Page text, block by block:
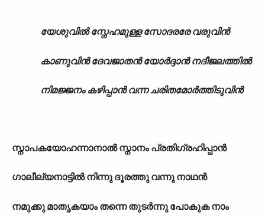
യേശുവിൽ സ്നേഹമുള്ള സോദരരേ വരുവിൻ
കാണുവിൻ ദേവജാതൻ യോർദ്ദാൻ നദീജലത്തിൽ
നിമജ്ജനം കഴിപ്പാൻ വന്ന ചരിതമോർത്തിടുവിൻ
സ്നാപകയോഹന്നാനാൽ സ്നാനം പ്രതിഗ്രഹിപ്പാൻ
ഗാലീല്യനാട്ടിൽ നിന്നു ദൂരത്തു വന്നു നാഥൻ
നമുക്കു മാതൃകയാം തന്നെ തുടർന്നു പോകുക നാം